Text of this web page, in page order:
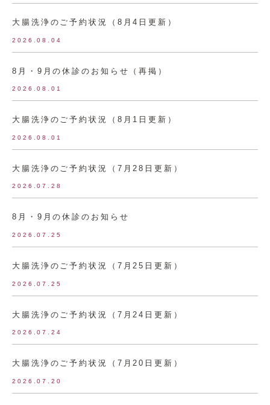
大腸洗浄のご予約状況（8月4日更新）
2026.08.04
8月・9月の休診のお知らせ（再掲）
2026.08.01
大腸洗浄のご予約状況（8月1日更新）
2026.08.01
大腸洗浄のご予約状況（7月28日更新）
2026.07.28
8月・9月の休診のお知らせ
2026.07.25
大腸洗浄のご予約状況（7月25日更新）
2026.07.25
大腸洗浄のご予約状況（7月24日更新）
2026.07.24
大腸洗浄のご予約状況（7月20日更新）
2026.07.20